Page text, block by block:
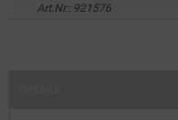
Art.Nr.: 921576